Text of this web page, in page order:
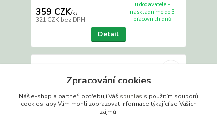
359 CZK/ks
321 CZK bez DPH
u dodavatele -
naskladníme do 3
pracovních dnů
Detail
Zpracování cookies
Náš e-shop a partneři potřebují Váš souhlas s použitím souborů
cookies, aby Vám mohli zobrazovat informace týkající se Vašich
zájmů.